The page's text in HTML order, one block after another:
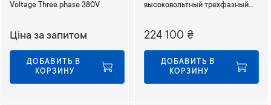
п
а
Voltage Three phase 380V
Ціна за запитом
ДОБАВИТЬ В
КОРЗИНУ
высоковольтный трехфазный
224 100 ₴
ДОБАВИТЬ В
КОРЗИНУ